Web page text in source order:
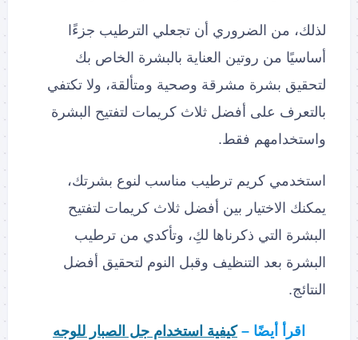
لذلك، من الضروري أن تجعلي الترطيب جزءًا
أساسيًا من روتين العناية بالبشرة الخاص بك
لتحقيق بشرة مشرقة وصحية ومتألقة، ولا تكتفي
بالتعرف على أفضل ثلاث كريمات لتفتيح البشرة
واستخدامهم فقط.
استخدمي كريم ترطيب مناسب لنوع بشرتك،
يمكنك الاختيار بين أفضل ثلاث كريمات لتفتيح
البشرة التي ذكرناها لكِ، وتأكدي من ترطيب
البشرة بعد التنظيف وقبل النوم لتحقيق أفضل
النتائج.
اقرأ أيضًا –كيفية استخدام جل الصبار للوجه